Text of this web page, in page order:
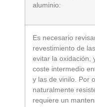
aluminio:
Es necesario
revestimiento de
evitar la oxidación,
coste intermedio
y las de vinilo. Por
naturalmente
requiere un